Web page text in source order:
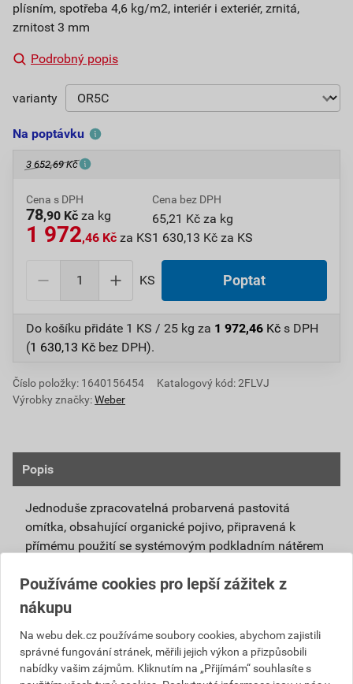
plísním, spotřeba 4,6 kg/m2, interiér i exteriér, zrnitá,
zrnitost 3 mm
Podrobný popis
varianty
Na poptávku
3 652,69 Kč
Cena s DPH
78,90 Kč za kg
1 972,46 Kč za KS
Cena bez DPH
65,21 Kč za kg
1 630,13 Kč za KS
KS Poptat
Do košíku přidáte 1 KS / 25 kg za 1 972,46 Kč s DPH
(1 630,13 Kč bez DPH).
Číslo položky: 1640156454
Katalogový kód: 2FLVJ
Výrobky značky:Weber
Popis
Jednoduše zpracovatelná probarvená pastovitá
omítka, obsahující organické pojivo, připravená k
přímému použití se systémovým podkladním nátěrem
Vlivem ochlazování vnějšího souvrství
zateplovacích systémů v nočních hodinách,
dochází ke kondenzaci vody na povrchu, která
vytváří živnou půdu pro růst nevzhledných řas.
Povrch omítky weberpas aquaBalance dokáže
Používáme cookies pro lepší zážitek z
nákupu
Na webu dek.cz používáme soubory cookies, abychom zajistili
správné fungování stránek, měřili jejich výkon a přizpůsobili
nabídky vašim zájmům. Kliknutím na „Přijímám“ souhlasíte s